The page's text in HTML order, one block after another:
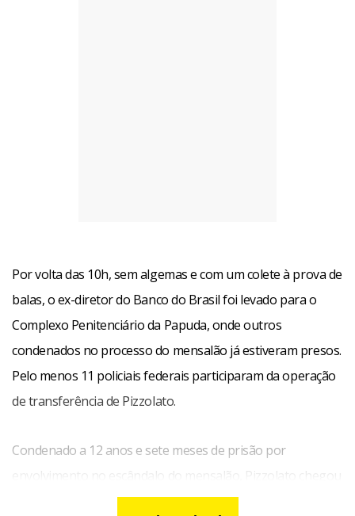
Por volta das 10h, sem algemas e com um colete à prova de
balas, o ex-diretor do Banco do Brasil foi levado para o
Complexo Penitenciário da Papuda, onde outros
condenados no processo do mensalão já estiveram presos.
Pelo menos 11 policiais federais participaram da operação
de transferência de Pizzolato.
Condenado a 12 anos e sete meses de prisão por
envolvimento no escândalo do mensalão, Pizzolato chegou
na manhã desta sexta-feira a Brasília, onde cumprirá pena.